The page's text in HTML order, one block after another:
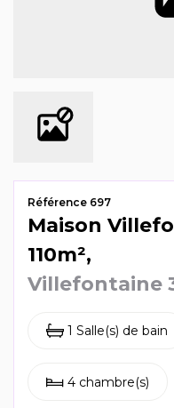
Notre
Contactez-
Référence 697
Maison
110m²,
Villefontaine
1 Salle(s) de bain
4 chambre(s)